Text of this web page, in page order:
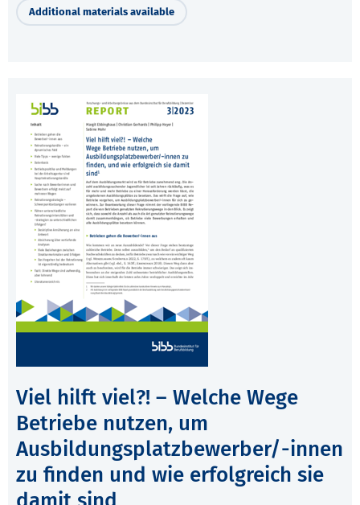
Additional materials available
Viel hilft viel?! – Welche Wege
Betriebe nutzen, um
Ausbildungsplatzbewerber/-innen
zu finden und wie erfolgreich sie